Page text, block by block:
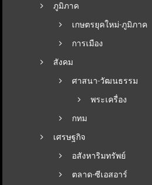
ภูมิภาค
เกษตรยุคใหม่-ภูมิภาค
การเมือง
สังคม
ศาสนา-วัฒนธรรม
พระเครื่อง
กทม
เศรษฐกิจ
อสังหาริมทรัพย์
ตลาด-ซีเอสอาร์